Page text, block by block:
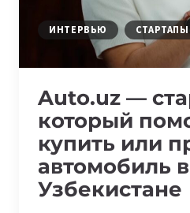
ИНТЕРВЬЮ СТАРТАПЫ
Auto.uz —
который
купить или
автомобиль в
Узбекистане